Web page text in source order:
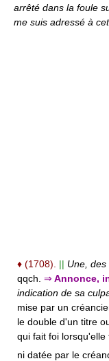
arrêté dans la foule
me suis adressé à
♦ (1708). || Une,
qqch. ⇒ Annonce,
indication de sa
mise par un
le double d'un titre
qui fait foi
ni datée par le